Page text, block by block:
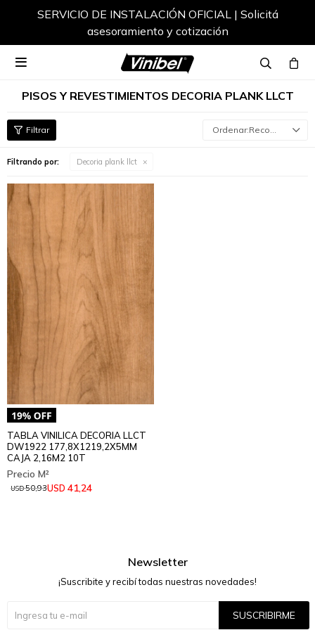
SERVICIO DE INSTALACIÓN OFICIAL | Solicitá
asesoramiento y cotización

PISOS Y REVESTIMIENTOS DECORIA PLANK LLCT
Recomendados
Filtrando por: Decoria plank llct
TABLA VINILICA DECORIA LLCT
DW1922 177,8X1219,2X5MM
CAJA 2,16M2 10T
USD 41,24
USD50,93
Newsletter
¡Suscribite y recibí todas nuestras novedades!
SUSCRIBIRME